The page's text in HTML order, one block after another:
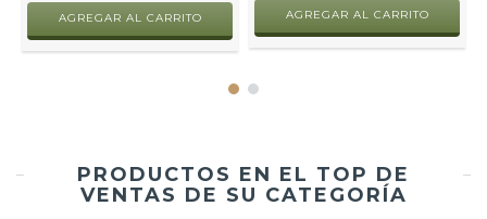
AGREGAR AL CARRITO AGREGAR AL CARRITO
PRODUCTOS EN EL TOP DE
VENTAS DE SU CATEGORÍA